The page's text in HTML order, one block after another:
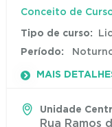
Conceito de
Tipo de curso:
Período:
MAIS
Unidade
Rua Ramos